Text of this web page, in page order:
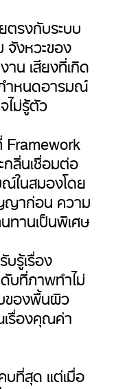
ตรงกับระบบ
งหวะของ
น เสียงที่เกิด
ำหนดอารมณ์
ไม่รู้ตัว
Framework
กลิ่นเชื่อมต่อ
ในสมองโดย
ญาก่อน ความ
ทานเป็นพิเศษ
บรู้เรื่อง
บที่ภาพทำไม่
ของพื้นผิว
รื่องคุณค่า
บที่สุด แต่เมื่อ